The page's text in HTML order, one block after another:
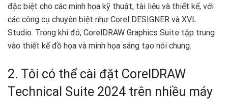
đặc biệt cho các minh họa kỹ thuật, tài liệu và thiết kế, với
các công cụ chuyên biệt như Corel DESIGNER và XVL
Studio. Trong khi đó, CorelDRAW Graphics Suite tập trung
vào thiết kế đồ họa và minh họa sáng tạo nói chung.
2. Tôi có thể cài đặt CorelDRAW
Technical Suite 2024 trên nhiều máy